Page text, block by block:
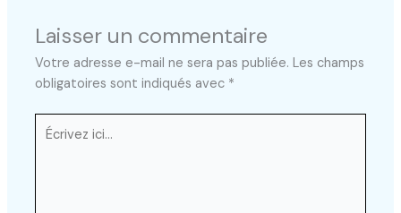
Laisser un commentaire
Votre adresse e-mail ne sera pas publiée. Les champs
obligatoires sont indiqués avec *
Écrivez
ici…